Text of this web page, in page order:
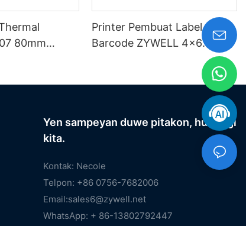
80mm
Printer Pembuat Label
Barcode ZYWELL 4x6
Kompatibel karo Wins IOS
Yen sampeyan duwe pitakon, hubungi
kita.
Kontak: Necole
Telpon: +86 0756-7682006
Email:sales6@zywell.net
WhatsApp: + 86-13802792447